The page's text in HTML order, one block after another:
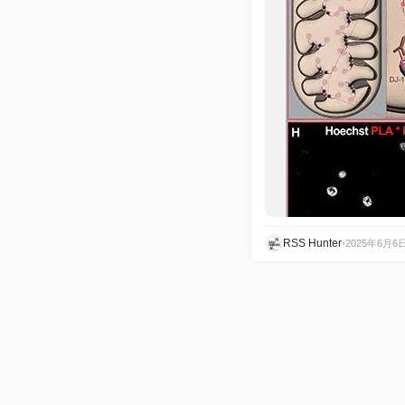
RSS Hunter•2025年6月6